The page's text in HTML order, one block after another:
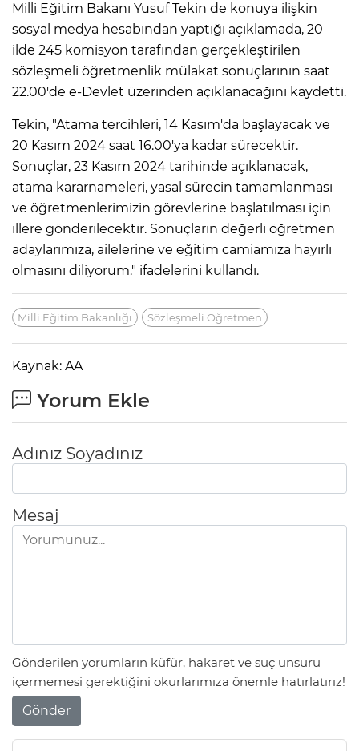
Milli Eğitim Bakanı Yusuf Tekin de konuya ilişkin
sosyal medya hesabından yaptığı açıklamada, 20
ilde 245 komisyon tarafından gerçekleştirilen
sözleşmeli öğretmenlik mülakat sonuçlarının saat
22.00'de e-Devlet üzerinden açıklanacağını kaydetti.
Tekin, "Atama tercihleri, 14 Kasım'da başlayacak ve
20 Kasım 2024 saat 16.00'ya kadar sürecektir.
Sonuçlar, 23 Kasım 2024 tarihinde açıklanacak,
atama kararnameleri, yasal sürecin tamamlanması
ve öğretmenlerimizin görevlerine başlatılması için
illere gönderilecektir. Sonuçların değerli öğretmen
adaylarımıza, ailelerine ve eğitim camiamıza hayırlı
olmasını diliyorum." ifadelerini kullandı.
Milli Eğitim Bakanlığı Sözleşmeli Öğretmen
Kaynak: AA
Yorum Ekle
Adınız Soyadınız
Mesaj
Gönderilen yorumların küfür, hakaret ve suç unsuru
içermemesi gerektiğini okurlarımıza önemle hatırlatırız!
Gönder